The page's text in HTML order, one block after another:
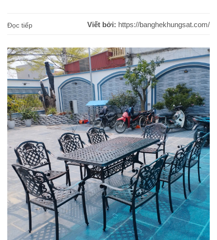
Đọc tiếp
Viết bởi: https://banghekhungsat.com/